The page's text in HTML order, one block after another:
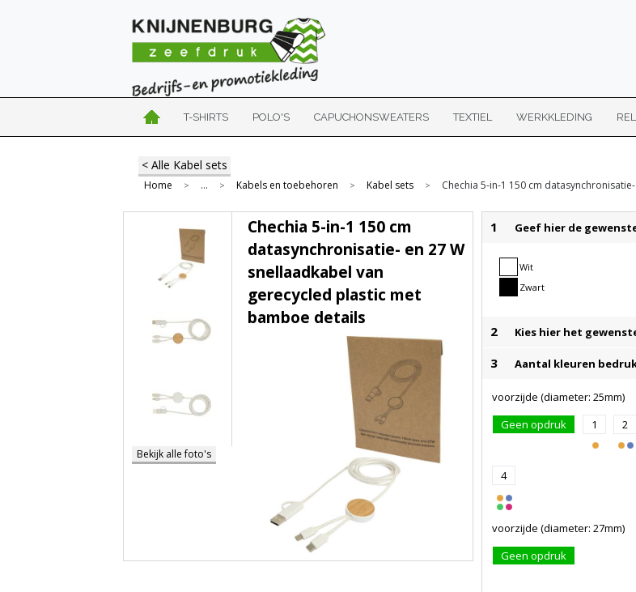
T-SHIRTS POLO'S CAPUCHONSWEATERS TEXTIEL WERKKLEDING
< Alle Kabel sets
Home > ... > Kabels en toebehoren > Kabel sets > Chechia 5-in-1 150 cm
1 Geef hier de
Wit
Zwart
2 Kies hier het
3 Aantal kleuren
voorzijde (diameter: 25mm)
Geen opdruk
1 2
4
voorzijde (diameter: 27mm)
Geen opdruk
Bekijk alle foto's
Chechia 5-in-1 150 cm
datasynchronisatie- en 27 W
snellaadkabel van
gerecycled plastic met
bamboe details